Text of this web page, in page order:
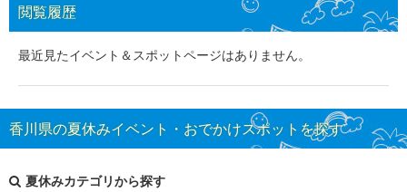
閲覧履歴
最近見たイベント＆スポットページはありません。
香川県の夏休みイベント・おでかけスポットを探す
夏休みカテゴリから探す